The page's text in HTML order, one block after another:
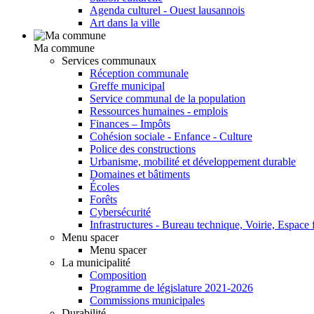
Agenda culturel - Ouest lausannois
Art dans la ville
Ma commune
Services communaux
Réception communale
Greffe municipal
Service communal de la population
Ressources humaines - emplois
Finances – Impôts
Cohésion sociale - Enfance - Culture
Police des constructions
Urbanisme, mobilité et développement durable
Domaines et bâtiments
Écoles
Forêts
Cybersécurité
Infrastructures - Bureau technique, Voirie, Espace
Menu spacer
Menu spacer
La municipalité
Composition
Programme de législature 2021-2026
Commissions municipales